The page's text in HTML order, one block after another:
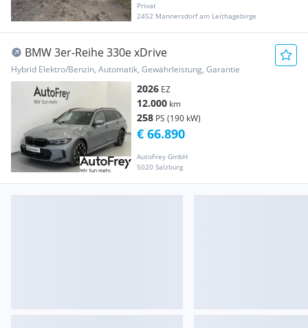
Privat
2452 Mannersdorf am Leithagebirge
BMW 3er-Reihe 330e xDrive
Hybrid Elektro/Benzin, Automatik, Gewährleistung, Garantie
2026 EZ
12.000 km
258 PS (190 kW)
AutoFrey GmbH
5020 Salzburg
€ 66.890